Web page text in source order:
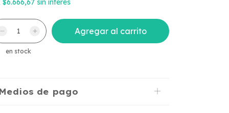
$6.666,67 sin interés
en stock
de pago